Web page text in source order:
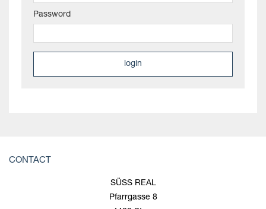
Password
CONTACT
SÜSS REAL
Pfarrgasse 8